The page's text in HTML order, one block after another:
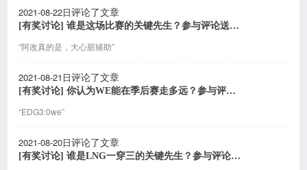
2021-08-22日评论了文章
[有奖讨论] 谁是这场比赛的关键先生？参与评论送雷柏电竞外设
“阿改真的是，大心脏辅助”
2021-08-21日评论了文章
[有奖讨论] 你认为WE能在季后赛走多远？参与评论送雷柏机械键盘
“EDG3:0we”
2021-08-20日评论了文章
[有奖讨论] 谁是LNG一穿三的关键先生？参与评论送雷柏电竞耳机